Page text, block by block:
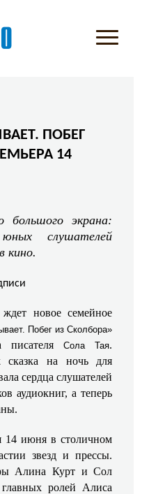
ПОБЕГ
14
большого экрана:
слушателей
кино.
новое семейное
Побег из Сколбора»
писателяСола Тая.
сказка на ночь для
сердца слушателей
аудиокниг, а теперь
14 июня в столичном
звезд и прессы.
Алина Курт и Сол
ролей Алиса